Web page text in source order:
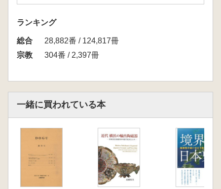
ランキング
総合
28,882番 / 124,817冊
宗教
304番 / 2,397冊
一緒に買われている本